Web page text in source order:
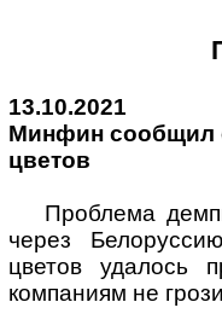
13.10.2021
Минфин сообщил
цветов
Проблема
через
цветов удалось
компаниям не